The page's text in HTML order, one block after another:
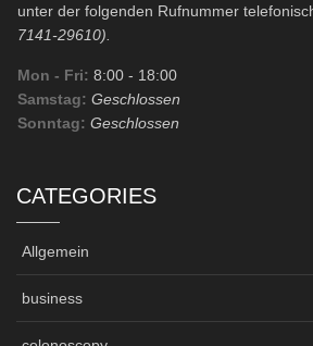
unter der folgenden Rufnummer
7141-29610).
Mon - Fri: 8:00 - 18:00
Samstag: Geschlossen
Sonntag: Geschlossen
CATEGORIES
Allgemein
business